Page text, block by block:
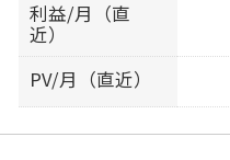
利益/月（直
近）
PV/月（直近）